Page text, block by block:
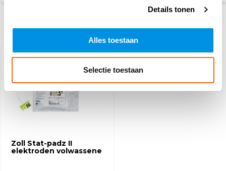
Details tonen
Alles toestaan
Selectie toestaan
Recent bekeken
Zoll Stat-padz II
elektroden volwassene